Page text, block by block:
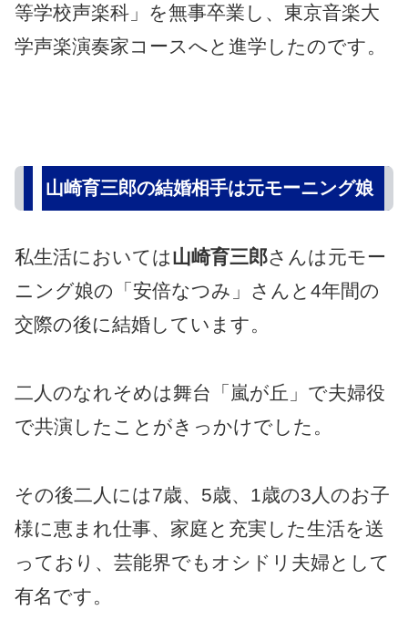
等学校声楽科」を無事卒業し、東京音楽大
学声楽演奏家コースへと進学したのです。
山崎育三郎の結婚相手は元モーニング娘
私生活においては山崎育三郎さんは元モー
ニング娘の「安倍なつみ」さんと4年間の
交際の後に結婚しています。
二人のなれそめは舞台「嵐が丘」で夫婦役
で共演したことがきっかけでした。
その後二人には7歳、5歳、1歳の3人のお子
様に恵まれ仕事、家庭と充実した生活を送
っており、芸能界でもオシドリ夫婦として
有名です。